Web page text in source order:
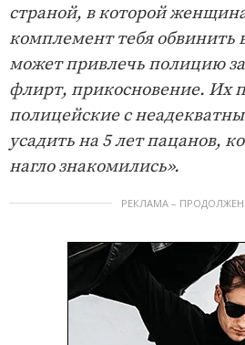
страной, в которой
комплемент тебя обвинить
может привлечь полицию
флирт, прикосновение. Их
полицейские с
усадить на 5 лет пацанов,
нагло знакомились».
РЕКЛАМА –